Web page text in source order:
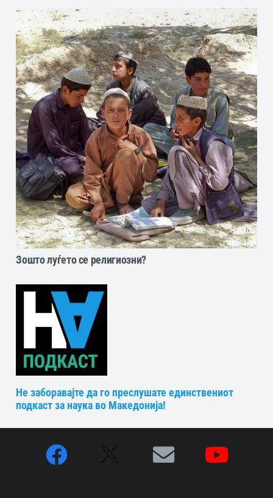
Зошто луѓето се религиозни?
Не заборавајте да го преслушате единствениот
подкаст за наука во Македонија!